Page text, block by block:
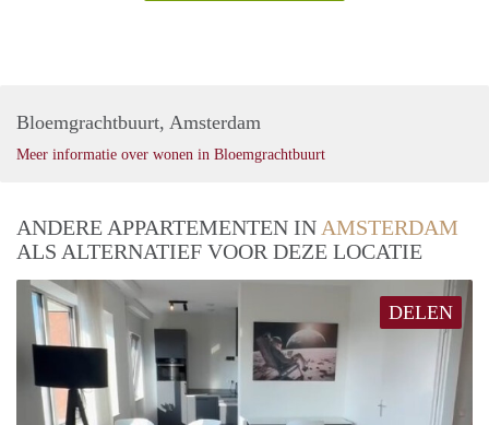
Bloemgrachtbuurt, Amsterdam
Meer informatie over wonen in Bloemgrachtbuurt
ANDERE APPARTEMENTEN IN AMSTERDAM
ALS ALTERNATIEF VOOR DEZE LOCATIE
DELEN